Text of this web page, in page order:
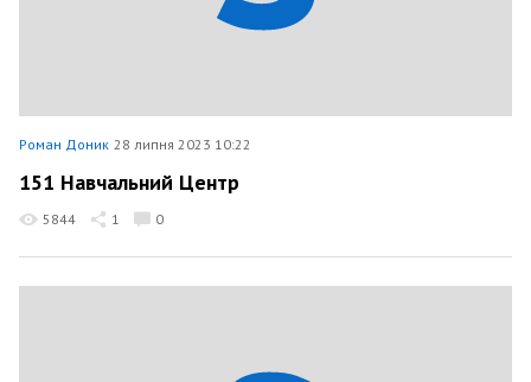
Роман Доник 28 липня 2023 10:22
151 Навчальний Центр
5844 1 0